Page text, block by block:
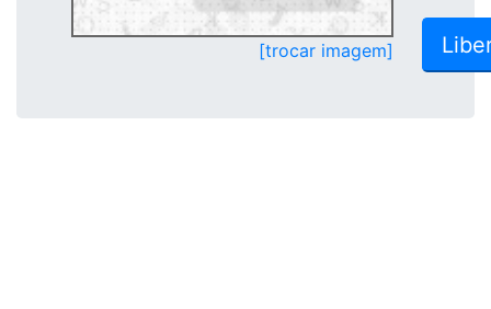
[trocar imagem]